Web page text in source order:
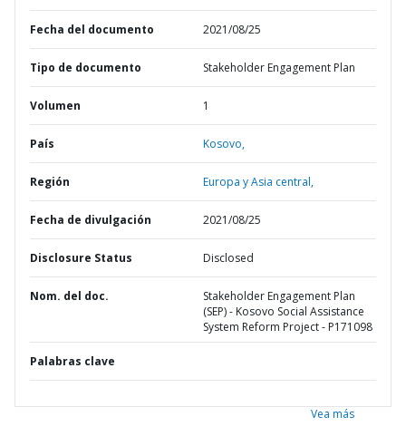
Fecha del documento 2021/08/25
Tipo de documento Stakeholder Engagement Plan
Volumen 1
País Kosovo,
Región Europa y Asia central,
Fecha de divulgación 2021/08/25
Disclosure Status Disclosed
Nom. del doc.
Stakeholder Engagement Plan
(SEP) - Kosovo Social Assistance
System Reform Project - P171098
Palabras clave
Vea más